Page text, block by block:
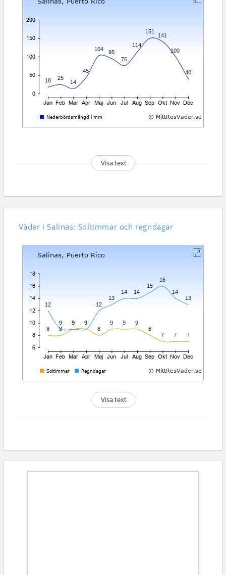
Visa text
Väder i Salinas: Soltimmar och regndagar
Visa text